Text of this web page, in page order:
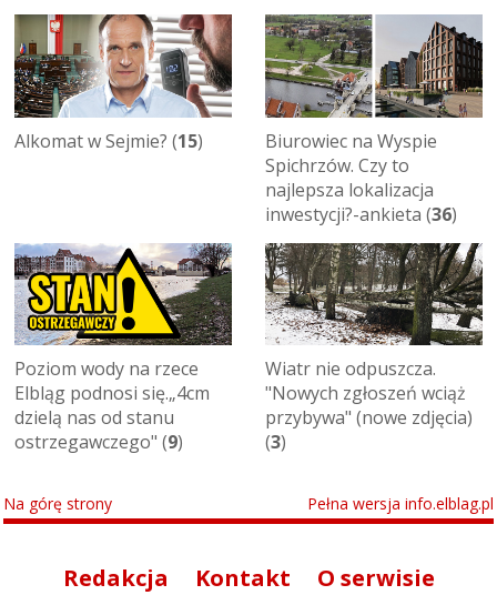
Alkomat w Sejmie? (15)
Biurowiec na Wyspie
Spichrzów. Czy to
najlepsza lokalizacja
inwestycji?-ankieta (36)
Poziom wody na rzece
Elbląg podnosi się.„4cm
dzielą nas od stanu
ostrzegawczego" (9)
Wiatr nie odpuszcza.
"Nowych zgłoszeń wciąż
przybywa" (nowe zdjęcia)
(3)
Na górę strony Pełna wersja info.elblag.pl
Redakcja Kontakt
O serwisie